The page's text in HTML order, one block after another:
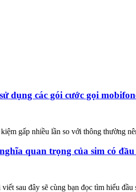
dụng các gói cước gọi
gấp nhiều lần so với thông thường
quan trọng của sim có đầu
sau đây sẽ cùng bạn đọc tìm hiểu